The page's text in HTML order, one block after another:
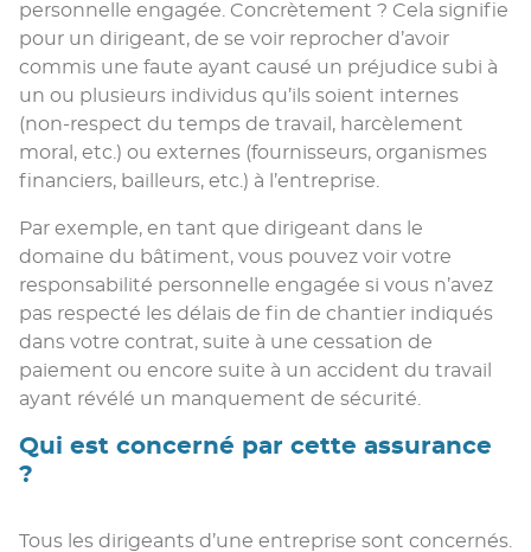
personnelle engagée. Concrètement ? Cela signifie
pour un dirigeant, de se voir reprocher d’avoir
commis une faute ayant causé un préjudice subi à
un ou plusieurs individus qu’ils soient internes
(non-respect du temps de travail, harcèlement
moral, etc.) ou externes (fournisseurs, organismes
financiers, bailleurs, etc.) à l’entreprise.
Par exemple, en tant que dirigeant dans le
domaine du bâtiment, vous pouvez voir votre
responsabilité personnelle engagée si vous n’avez
pas respecté les délais de fin de chantier indiqués
dans votre contrat, suite à une cessation de
paiement ou encore suite à un accident du travail
ayant révélé un manquement de sécurité.
Qui est concerné par cette assurance
?
Tous les dirigeants d’une entreprise sont concernés.